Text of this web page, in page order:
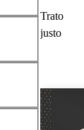
Trato
justo